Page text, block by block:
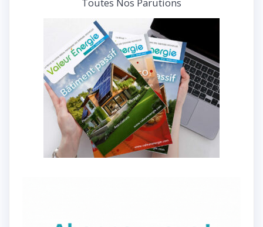
Toutes Nos Parutions